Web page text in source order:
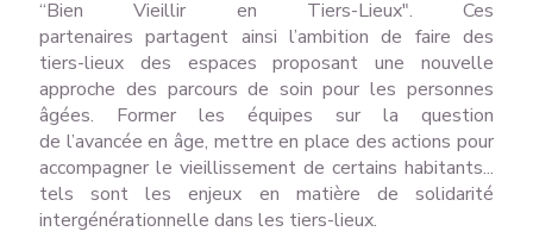
“Bien Vieillir en Tiers-Lieux". Ces
partenaires partagent ainsi l’ambition de faire des
tiers-lieux des espaces proposant une nouvelle
approche des parcours de soin pour les personnes
âgées. Former les équipes sur la question
de l’avancée en âge, mettre en place des actions pour
accompagner le vieillissement de certains habitants...
tels sont les enjeux en matière de solidarité
intergénérationnelle dans les tiers-lieux.